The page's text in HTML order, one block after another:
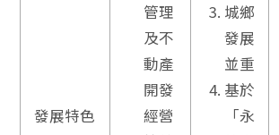
發展特色
管理
及不
動產
開發
經營
城鄉
發展
並重
基於
「永